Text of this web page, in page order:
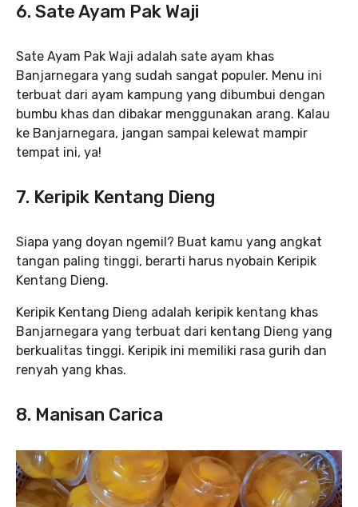
6. Sate Ayam Pak Waji
Sate Ayam Pak Waji adalah sate ayam khas
Banjarnegara yang sudah sangat populer. Menu ini
terbuat dari ayam kampung yang dibumbui dengan
bumbu khas dan dibakar menggunakan arang. Kalau
ke Banjarnegara, jangan sampai kelewat mampir
tempat ini, ya!
7. Keripik Kentang Dieng
Siapa yang doyan ngemil? Buat kamu yang angkat
tangan paling tinggi, berarti harus nyobain Keripik
Kentang Dieng.
Keripik Kentang Dieng adalah keripik kentang khas
Banjarnegara yang terbuat dari kentang Dieng yang
berkualitas tinggi. Keripik ini memiliki rasa gurih dan
renyah yang khas.
8. Manisan Carica